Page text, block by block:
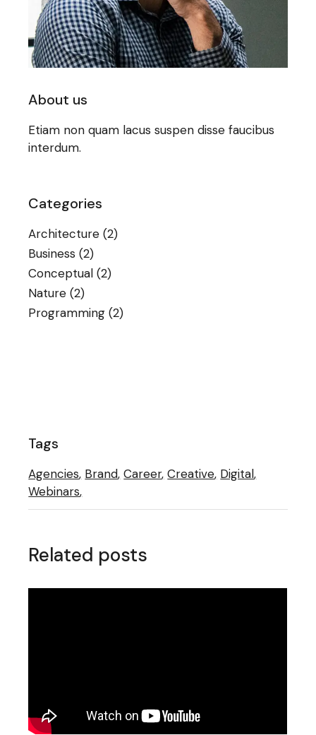
About us
Etiam non quam lacus suspen disse faucibus
interdum.
Categories
Architecture (2)
Business (2)
Conceptual (2)
Nature (2)
Programming (2)
Tags
Agencies Brand Career Creative Digital
Webinars
Related posts